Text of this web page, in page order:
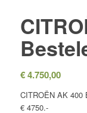
€4.750,00
CITROËN AK 400
€ 4750.-